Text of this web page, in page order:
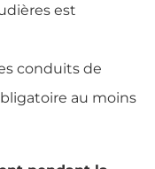
est
conduits de
au moins